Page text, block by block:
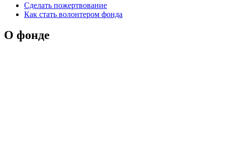
Сделать пожертвование
Как стать волонтером фонда
О фонде